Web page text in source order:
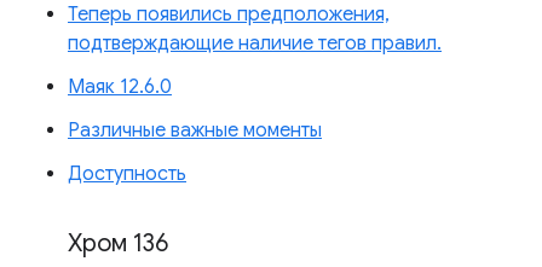
Теперь появились предположения,
подтверждающие наличие тегов правил.
Маяк 12.6.0
Различные важные моменты
Доступность
Хром 136